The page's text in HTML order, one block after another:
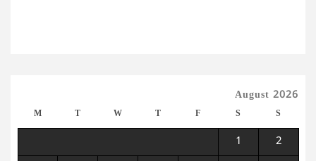
August 2026
M T W T F S S
1 2